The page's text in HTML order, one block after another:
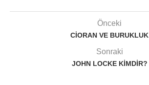
Önceki
CIORAN VE BURUKLUK
Sonraki
JOHN LOCKE KIMDIR?